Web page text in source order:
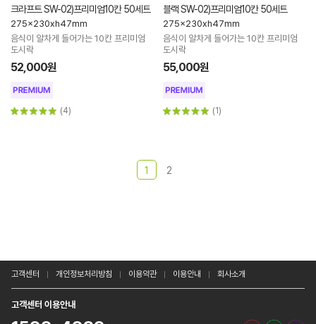
크라프트 SW-02)프리미엄10칸 50세트
275x230xh47mm
음식이 알차게 들어가는 10칸 프리미엄
도시락
52,000원
(4)
블랙 SW-02)프리미엄10칸 50세트
275x230xh47mm
음식이 알차게 들어가는 10칸 프리미엄
도시락
55,000원
(1)
1 2
고객센터 개인정보처리방침 이용약관 이용안내 회사소개
고객센터 이용안내